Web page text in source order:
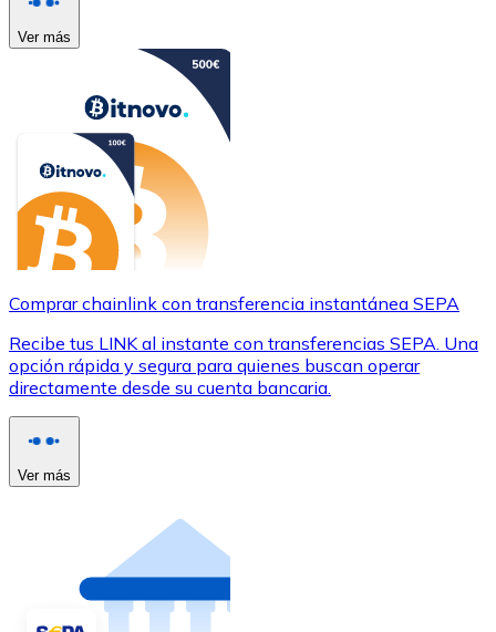
Ver más
Comprar chainlink con transferencia instantánea SEPA
Recibe tus LINK al instante con transferencias SEPA. Una
opción rápida y segura para quienes buscan operar
directamente desde su cuenta bancaria.
Ver más